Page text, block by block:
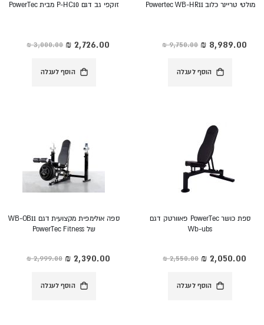
מולטי טריינר כלוב Powertec WB-HR11
‏9,750.00 ₪ מחיר
מיוחד
הוסף לעגלה
זוקפי גב דגם P-HC10 מבית PowerTec
‏3,000.00 ₪ מחיר
מיוחד
הוסף לעגלה
ספת כושר PowerTec פאוורטק דגם
Wb-ubs
‏2,550.00 ₪ מחיר
מיוחד
הוסף לעגלה
ספה אולימפית מקצועית דגם WB-OB11
של PowerTec Fitness
‏2,999.00 ₪ מחיר
מיוחד
הוסף לעגלה